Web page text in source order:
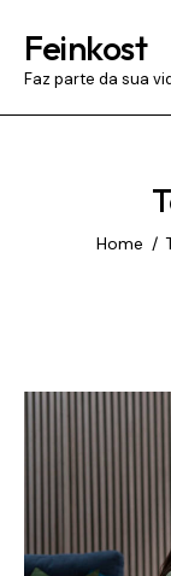
Feinkost
Faz parte da sua
Home